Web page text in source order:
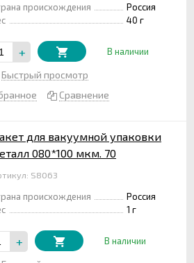
происхождения
Россия
40 г
+ В наличии
Быстрый просмотр
Сравнение
для вакуумной упаковки
080*100 мкм. 70
S8063
происхождения
Россия
1 г
+ В наличии